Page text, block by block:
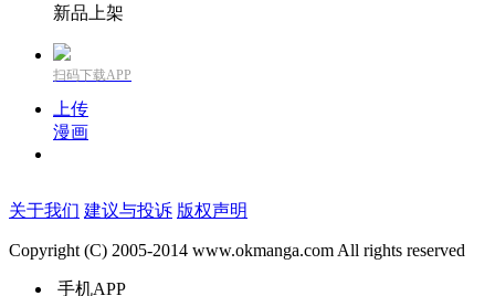
新品上架
扫码下载APP
上传
漫画
关于我们 建议与投诉 版权声明
Copyright (C) 2005-2014 www.okmanga.com All rights reserved
手机APP